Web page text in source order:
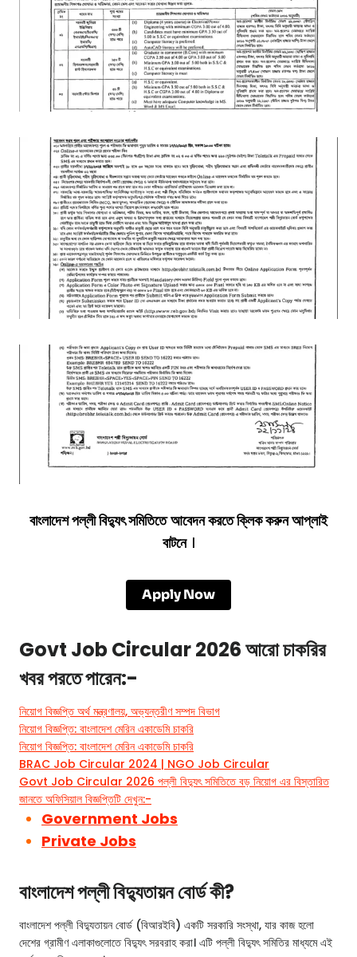
বাংলাদেশ পল্লী বিদ্যুৎ সমিতিতে আবেদন করতে ক্লিক করুন আপ্লাই
বাটনে।
Apply Now
Govt Job Circular 2026 আরো চাকরির
খবর পরতে পারেন:-
নিয়োগ বিজ্ঞপ্তি অর্থ মন্ত্রণালয়, অভ্যন্তরীণ সম্পদ বিভাগ
নিয়োগ বিজ্ঞপ্তি: বাংলাদেশ মেরিন একাডেমি চাকরি
নিয়োগ বিজ্ঞপ্তি: বাংলাদেশ মেরিন একাডেমি চাকরি
BRAC Job Circular 2024 | NGO Job Circular
Govt Job Circular 2026 পল্লী বিদ্যুৎ সমিতিতে বড় নিয়োগ এর বিস্তারিত
জানতে অফিসিয়াল বিজ্ঞপ্তিটি দেখুন:-
Government Jobs
Private Jobs
বাংলাদেশ পল্লী বিদ্যুতায়ন বোর্ড কী?
বাংলাদেশ পল্লী বিদ্যুতায়ন বোর্ড (বিআরইবি) একটি সরকারি সংস্থা, যার কাজ হলো
দেশের গ্রামীণ এলাকাগুলোতে বিদ্যুৎ সরবরাহ করা। এটি পল্লী বিদ্যুৎ সমিতির মাধ্যমে এই